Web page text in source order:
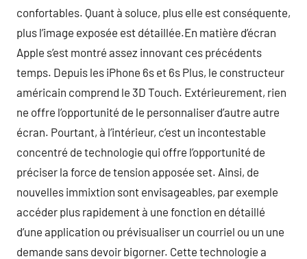
confortables. Quant à soluce, plus elle est conséquente,
plus l’image exposée est détaillée.En matière d’écran
Apple s’est montré assez innovant ces précédents
temps. Depuis les iPhone 6s et 6s Plus, le constructeur
américain comprend le 3D Touch. Extérieurement, rien
ne offre l’opportunité de le personnaliser d’autre autre
écran. Pourtant, à l’intérieur, c’est un incontestable
concentré de technologie qui offre l’opportunité de
préciser la force de tension apposée set. Ainsi, de
nouvelles immixtion sont envisageables, par exemple
accéder plus rapidement à une fonction en détaillé
d’une application ou prévisualiser un courriel ou un une
demande sans devoir bigorner. Cette technologie a